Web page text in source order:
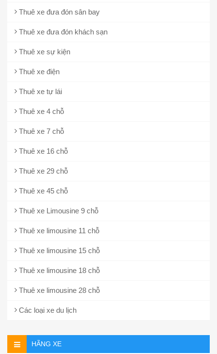
Thuê xe đưa đón sân bay
Thuê xe đưa đón khách sạn
Thuê xe sự kiện
Thuê xe điện
Thuê xe tự lái
Thuê xe 4 chỗ
Thuê xe 7 chỗ
Thuê xe 16 chỗ
Thuê xe 29 chỗ
Thuê xe 45 chỗ
Thuê xe Limousine 9 chỗ
Thuê xe limousine 11 chỗ
Thuê xe limousine 15 chỗ
Thuê xe limousine 18 chỗ
Thuê xe limousine 28 chỗ
Các loại xe du lịch
HÃNG XE